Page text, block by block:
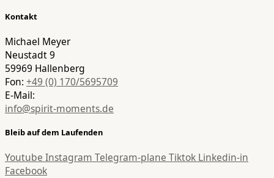
Kontakt
Michael Meyer
Neustadt 9
59969 Hallenberg
Fon: +49 (0) 170/5695709
E-Mail:
info@spirit-moments.de
Bleib auf dem Laufenden
Youtube Instagram Telegram-plane Tiktok Linkedin-in
Facebook